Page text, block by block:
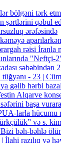
bölgəni tərk
şərtlərini qəbul
ərəfəsində
rəisi İranla
"Neftçi-
tüğyanı - 23 |
gəlib hərbi
Alqarve
başa
larla hücumu
və s. kimi
bəh-bəhlə
İlahi razılıq və